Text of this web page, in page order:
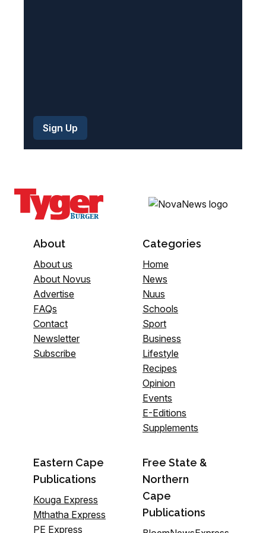
About
About us
About Novus
Advertise
FAQs
Contact
Newsletter
Subscribe
Categories
Home
News
Nuus
Schools
Sport
Business
Lifestyle
Recipes
Opinion
Events
E-Editions
Supplements
Eastern Cape
Publications
Kouga Express
Mthatha Express
PE Express
Free State &
Northern
Cape
Publications